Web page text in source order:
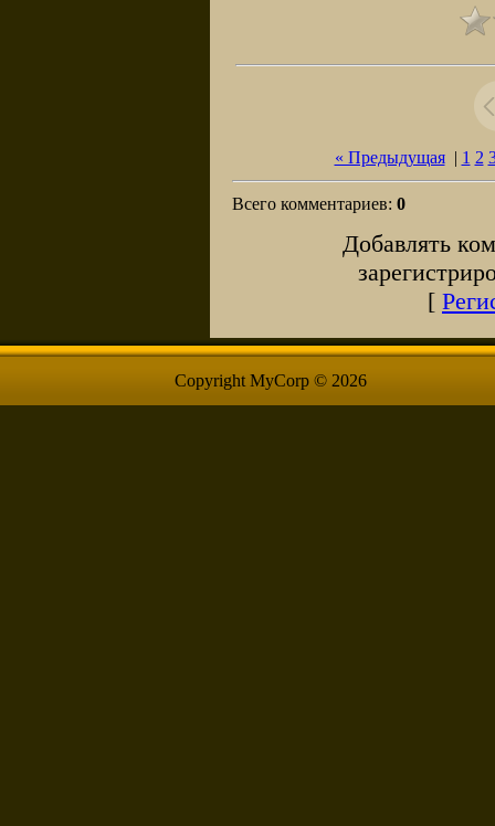
« Предыдущая| 1 2
Всего комментариев: 0
Добавлять
[
Copyright MyCorp © 2026